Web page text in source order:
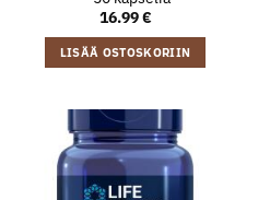
16.99€
LISÄÄ OSTOSKORIIN